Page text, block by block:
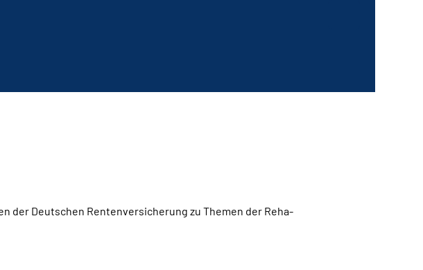
der Deutschen Rentenversicherung zu Themen der Reha-